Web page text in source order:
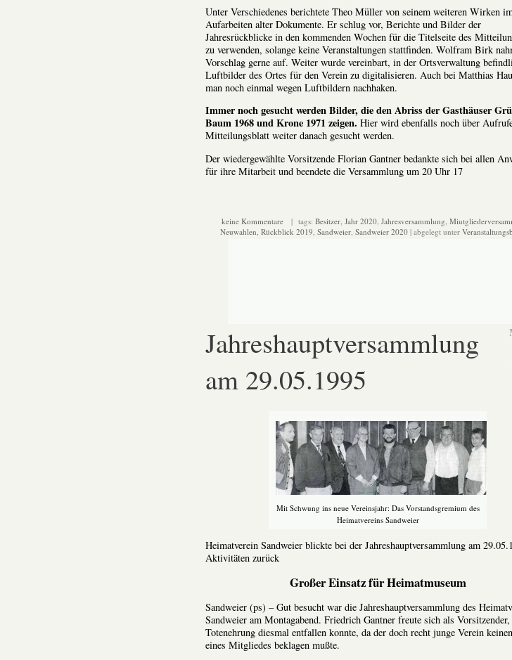
Unter Verschiedenes berichtete Theo Müller von seinem weiteren Wirken
Aufarbeiten alter Dokumente. Er schlug vor, Berichte und Bilder der
Jahresrückblicke in den kommenden Wochen für die Titelseite des
zu verwenden, solange keine Veranstaltungen stattfinden. Wolfram Birk
Vorschlag gerne auf. Weiter wurde vereinbart, in der Ortsverwaltung
Luftbilder des Ortes für den Verein zu digitalisieren. Auch bei Matthias
man noch einmal wegen Luftbildern nachhaken.
Immer noch gesucht werden Bilder, die den Abriss der Gasthäuser
Baum 1968 und Krone 1971 zeigen. Hier wird ebenfalls noch über
Mitteilungsblatt weiter danach gesucht werden.
Der wiedergewählte Vorsitzende Florian Gantner bedankte sich bei allen
für ihre Mitarbeit und beendete die Versammlung um 20 Uhr 17
keine Kommentare | tags: Besitzer, Jahr 2020, Jahresversammlung,
Neuwahlen, Rückblick 2019, Sandweier, Sandweier 2020 | abgelegt unter
Jahreshauptversammlung
am 29.05.1995
Mit Schwung ins neue Vereinsjahr: Das Vorstandsgremium des
Heimatvereins Sandweier
Heimatverein Sandweier blickte bei der Jahreshauptversammlung am
Aktivitäten zurück
Großer Einsatz für Heimatmuseum
Sandweier (ps) – Gut besucht war die Jahreshauptversammlung des
Sandweier am Montagabend. Friedrich Gantner freute sich als Vorsitzender,
Totenehrung diesmal entfallen konnte, da der doch recht junge Verein
eines Mitgliedes beklagen mußte.